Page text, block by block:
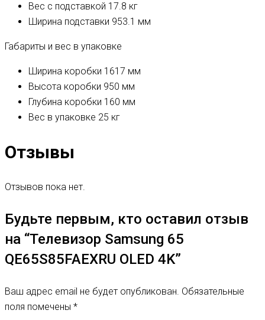
Вес с подставкой 17.8 кг
Ширина подставки 953.1 мм
Габариты и вес в упаковке
Ширина коробки 1617 мм
Высота коробки 950 мм
Глубина коробки 160 мм
Вес в упаковке 25 кг
Отзывы
Отзывов пока нет.
Будьте первым, кто оставил отзыв
на “Телевизор Samsung 65
QE65S85FAEXRU OLED 4K”
Ваш адрес email не будет опубликован. Обязательные
поля помечены *